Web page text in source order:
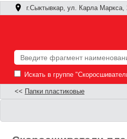
г.Сыктывкар, ул. Карла Маркса,
Искать в группе
<< Папки пластиковые